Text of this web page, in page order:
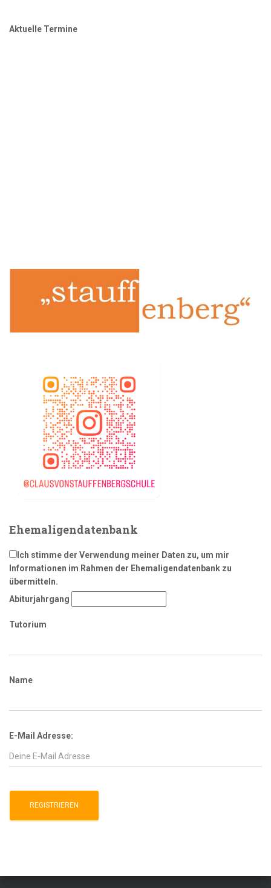
Aktuelle Termine
Ehemaligendatenbank
Ich stimme der Verwendung meiner Daten zu, um mir
Informationen im Rahmen der Ehemaligendatenbank zu
übermitteln.
Abiturjahrgang
Tutorium
Name
E-Mail Adresse: